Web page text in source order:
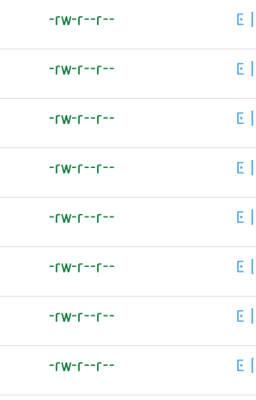
-rw-r--r-- E
-rw-r--r-- E
-rw-r--r-- E
-rw-r--r-- E
-rw-r--r-- E
-rw-r--r-- E
-rw-r--r-- E
-rw-r--r-- E